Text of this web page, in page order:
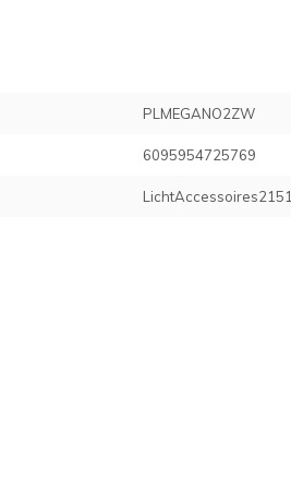
PLMEGANO2ZW
6095954725769
LichtAccessoires2151